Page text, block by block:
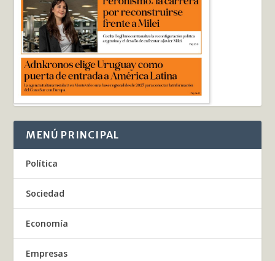
MENÚ PRINCIPAL
Política
Sociedad
Economía
Empresas